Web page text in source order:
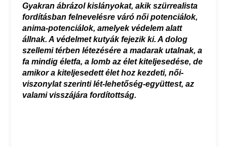
Gyakran ábrázol kislányokat, akik szürrealista
fordításban felnevelésre váró női potenciálok,
anima-potenciálok, amelyek védelem alatt
állnak. A védelmet kutyák fejezik ki. A dolog
szellemi térben létezésére a madarak utalnak, a
fa mindig életfa, a lomb az élet kiteljesedése, de
amikor a kiteljesedett élet hoz kezdeti, női-
viszonylat szerinti lét-lehetőség-együttest, az
valami visszájára fordítottság.